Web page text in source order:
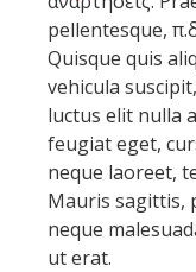
pellentesque,
Quisque quis
vehicula
luctus elit nulla
feugiat eget,
neque laoreet,
Mauris sagittis,
neque
ut erat.